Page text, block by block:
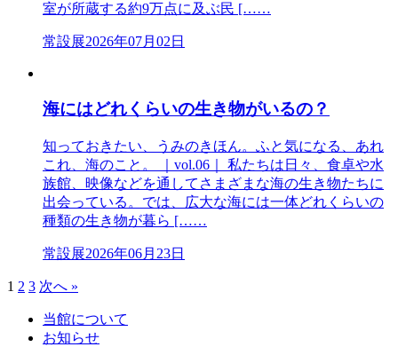
室が所蔵する約9万点に及ぶ民 [……
常設展2026年07月02日
海にはどれくらいの生き物がいるの？
知っておきたい、うみのきほん。ふと気になる、あれ
これ、海のこと。 ｜vol.06｜ 私たちは日々、食卓や水
族館、映像などを通してさまざまな海の生き物たちに
出会っている。では、広大な海には一体どれくらいの
種類の生き物が暮ら [……
常設展2026年06月23日
1 2 3 次へ »
当館について
お知らせ